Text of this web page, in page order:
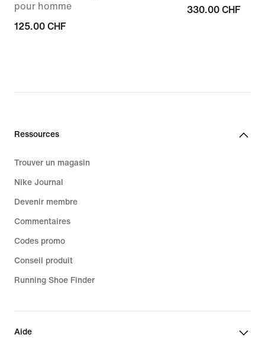
pour homme
125.00 CHF
125.00 CHF
330.00 CHF
330.00 CHF
Ressources
Trouver un magasin
Nike Journal
Devenir membre
Commentaires
Codes promo
Conseil produit
Running Shoe Finder
Aide